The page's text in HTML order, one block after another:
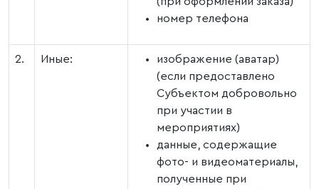
номер телефона
2. Иные:
изображение (аватар)
(если предоставлено
Субъектом добровольно
при участии в
мероприятиях)
данные, содержащие
фото- и видеоматериалы,
полученные при